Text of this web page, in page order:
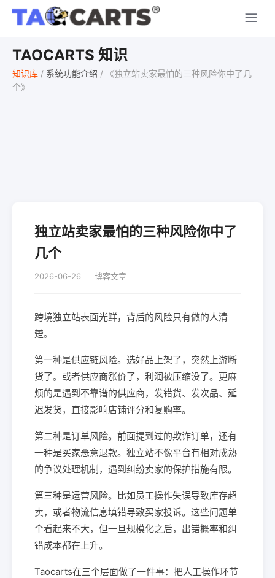
TAOCARTS 知识
知识库 / 系统功能介绍 /
《独立站卖家最怕的三种风险你中了几
个》
独立站卖家最怕的三种风险你中了
几个
2026-06-26 博客文章
跨境独立站表面光鲜，背后的风险只有做的人清
楚。
第一种是供应链风险。选好品上架了，突然上游断
货了。或者供应商涨价了，利润被压缩没了。更麻
烦的是遇到不靠谱的供应商，发错货、发次品、延
迟发货，直接影响店铺评分和复购率。
第二种是订单风险。前面提到过的欺诈订单，还有
一种是买家恶意退款。独立站不像平台有相对成熟
的争议处理机制，遇到纠纷卖家的保护措施有限。
第三种是运营风险。比如员工操作失误导致库存超
卖，或者物流信息填错导致买家投诉。这些问题单
个看起来不大，但一旦规模化之后，出错概率和纠
错成本都在上升。
Taocarts在三个层面做了一件事：把人工操作环节